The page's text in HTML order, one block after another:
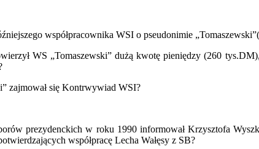
współpracownika WSI o pseudonimie
WS „Tomaszewski” dużą kwotę pieniędzy (260
zajmował się Kontrwywiad WSI?
prezydenckich w roku 1990 informował Krzysztofa
współpracę Lecha Wałęsy z SB?